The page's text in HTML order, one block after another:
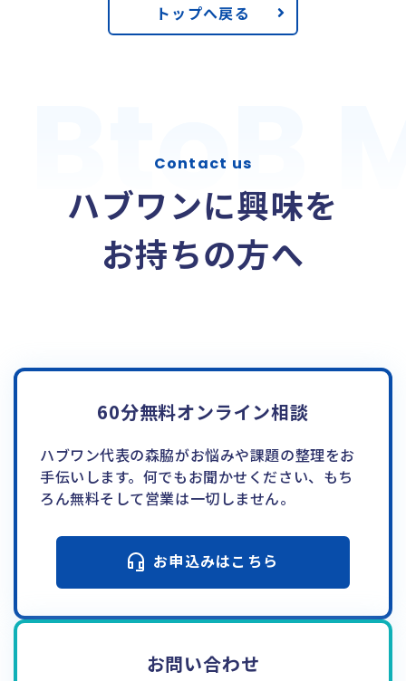
トップへ戻る
BtoB
BtoB
Contact us
ハブワンに興味を
お持ちの方へ
60分無料オンライン相談
ハブワン代表の森脇がお悩みや課題の整理をお
手伝いします。何でもお聞かせください、もち
ろん無料そして営業は一切しません。
お申込みはこちら
お問い合わせ